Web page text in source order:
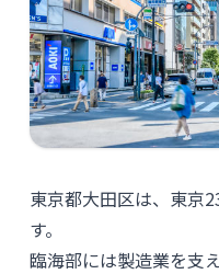
東京都大田区は、東京
す。
臨海部には製造業を支